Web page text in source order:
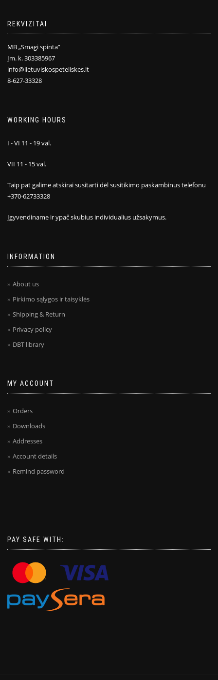
REKVIZITAI
MB „Smagi spinta”
Įm. k. 303385967
info@lietuviskospeteliskes.lt
8-627-33328
WORKING HOURS
I - VI 11 - 19 val.
VII 11 - 15 val.
Taip pat galime atskirai susitarti dėl susitikimo paskambinus telefonu
+370-62733328
Įgyvendiname ir ypač skubius individualius užsakymus.
INFORMATION
About us
Pirkimo sąlygos ir taisyklės
Shipping & Return
Privacy policy
DBT library
MY ACCOUNT
Orders
Downloads
Addresses
Account details
Remind password
PAY SAFE WITH: